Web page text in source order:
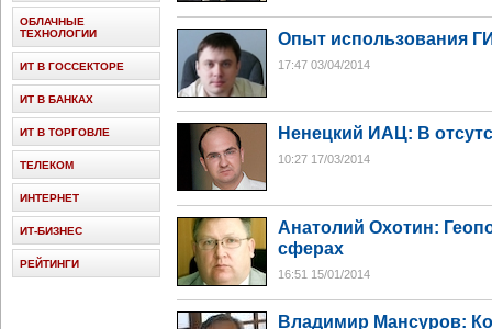
Опыт использования
17:47 03/04/2014
Ненецкий ИАЦ: В
10:27 17/03/2014
Анатолий Охотин:
сферах
16:51 15/01/2014
Владимир Мансуров:
ОБЛАЧНЫЕ
ТЕХНОЛОГИИ
ИТ В ГОССЕКТОРЕ
ИТ В БАНКАХ
ИТ В ТОРГОВЛЕ
ТЕЛЕКОМ
ИНТЕРНЕТ
ИТ-БИЗНЕС
РЕЙТИНГИ